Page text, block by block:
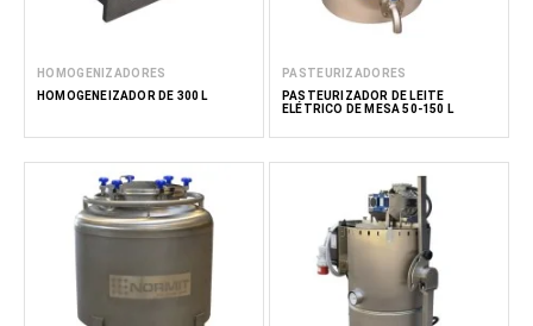
HOMOGENIZADORES
HOMOGENEIZADOR DE 300 L
PASTEURIZADORES
PASTEURIZADOR DE LEITE
ELÉTRICO DE MESA 50-150 L